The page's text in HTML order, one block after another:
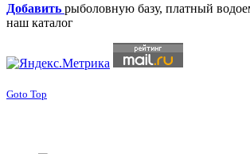
Добавить рыболовную базу, платный
наш каталог
Goto Top